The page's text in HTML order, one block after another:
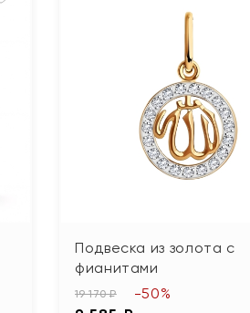
Подвеска из золота с
фианитами
19 170 ₽ -50%